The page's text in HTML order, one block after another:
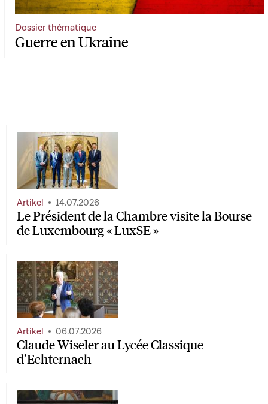
Guerre en Ukraine
Dossier thématique
Le Président de la Chambre visite la Bourse
de Luxembourg « LuxSE »
Artikel 14.07.2026
Claude Wiseler au Lycée Classique
d’Echternach
Artikel 06.07.2026